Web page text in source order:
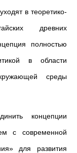
в теоретико-
древних
полностью
в области
среды
концепции
с современной
для развития